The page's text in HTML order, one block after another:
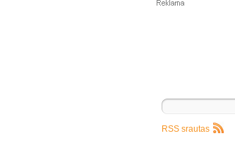
RSS srautas